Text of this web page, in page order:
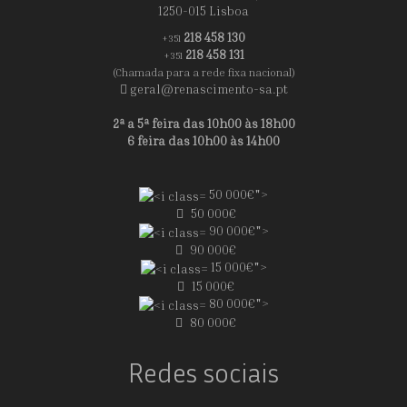
1250-015 Lisboa
+351 218 458 130
+351 218 458 131
(Chamada para a rede fixa nacional)
geral@renascimento-sa.pt
2ª a 5ª feira das 10h00 às 18h00
6 feira das 10h00 às 14h00
50 000€">
50 000€
90 000€">
90 000€
15 000€">
15 000€
80 000€">
80 000€
Redes sociais